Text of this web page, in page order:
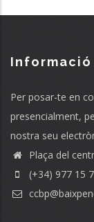
Per posar-te en
presencialment,
nostra seu
Plaça del
(+34) 977 15